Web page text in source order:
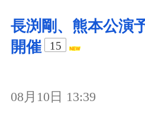
長渕剛、熊本公演
開催
15
08月10日 13:39